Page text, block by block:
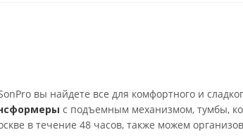
вы найдете все для комфортного и
с подъемным механизмом, тумбы,
в течение 48 часов, также можем